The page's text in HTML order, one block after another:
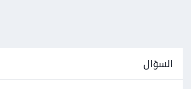
السؤال